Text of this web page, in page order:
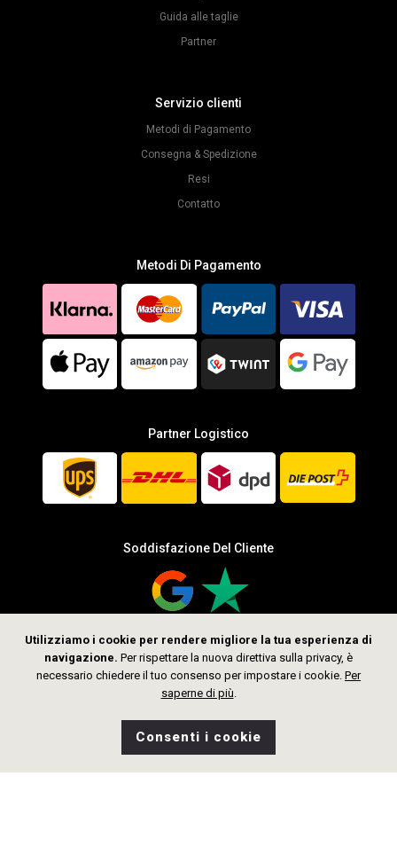
Utilizziamo i cookie per rendere migliore la tua esperienza di
navigazione. Per rispettare la nuova direttiva sulla privacy, è
necessario chiedere il tuo consenso per impostare i cookie. Per
saperne di più.
Consenti i cookie
Guida alle taglie
Partner
Servizio clienti
Metodi di Pagamento
Consegna & Spedizione
Resi
Contatto
Metodi Di Pagamento
Partner Logistico
Soddisfazione Del Cliente
CHF 359.00Ricerca Negozio Desideri